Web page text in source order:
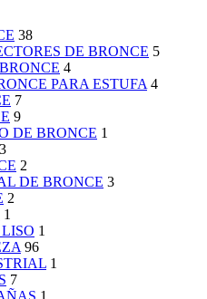
38
DE BRONCE 5
4
PARA ESTUFA 4
7
9
DE BRONCE 1
3
2
DE BRONCE 3
2
1
1
96
1
7